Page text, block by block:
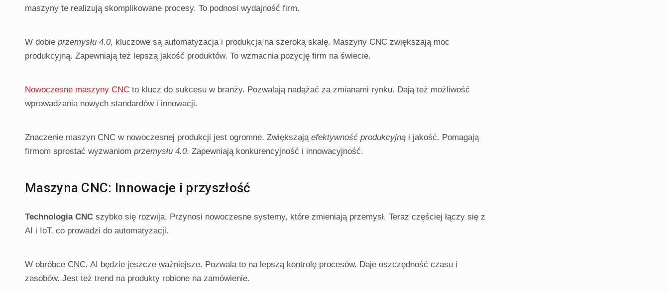
maszyny te realizują skomplikowane procesy. To podnosi wydajność firm.
W dobie przemysłu 4.0, kluczowe są automatyzacja i produkcja na szeroką skalę. Maszyny CNC zwiększają moc
produkcyjną. Zapewniają też lepszą jakość produktów. To wzmacnia pozycję firm na świecie.
Nowoczesne maszyny CNC to klucz do sukcesu w branży. Pozwalają nadążać za zmianami rynku. Dają też możliwość
wprowadzania nowych standardów i innowacji.
Znaczenie maszyn CNC w nowoczesnej produkcji jest ogromne. Zwiększają efektywność produkcyjną i jakość. Pomagają
firmom sprostać wyzwaniom przemysłu 4.0. Zapewniają konkurencyjność i innowacyjność.
Maszyna CNC: Innowacje i przyszłość
Technologia CNC szybko się rozwija. Przynosi nowoczesne systemy, które zmieniają przemysł. Teraz częściej łączy się z
AI i IoT, co prowadzi do automatyzacji.
W obróbce CNC, AI będzie jeszcze ważniejsze. Pozwala to na lepszą kontrolę procesów. Daje oszczędność czasu i
zasobów. Jest też trend na produkty robione na zamówienie.